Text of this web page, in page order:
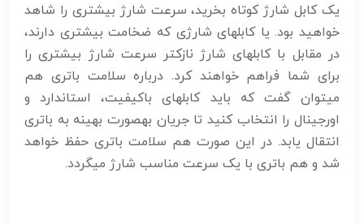
یک کابل شارژ کوتاه بخرید، سرعت شارژ بیشتری را شاهد
خواهید بود. یا کابلهای شارژی که ضخامت بیشتری دارند،
در مقابل با کابلهای شارژ نازکتر سرعت شارژ بیشتری را
برای شما فراهم خواهند کرد. درباره سلامت باتری هم
میتوان گفت که باید کابلهای باکیفیت، استاندارد و
اورجینال را انتخاب کنید تا جریان بهصورت بهینه به باتری
انتقال یابد. در این صورت هم سلامت باتری حفظ خواهد
شد و هم باتری با یک سرعت مناسب شارژ میگردد.